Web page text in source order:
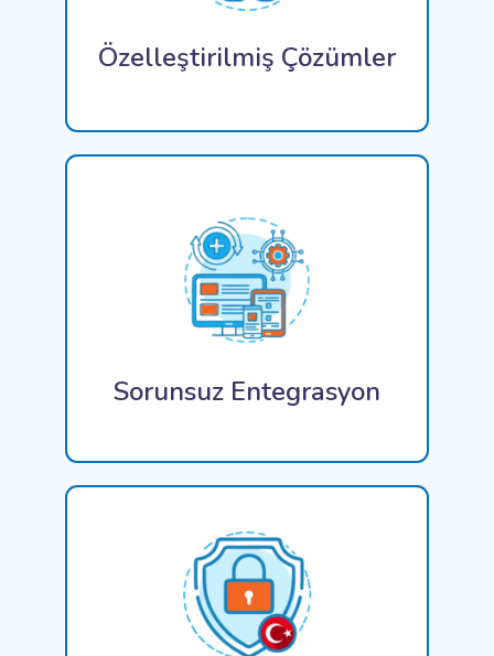
Özelleştirilmiş Çözümler
geliştirme hizmetleri sağlıyor.
Sorunsuz Entegrasyon
Entegratör ve özel kodlama hizmetleri gibi
çözümlerimiz, mevcut sistemlerde sorunsuz bir
entegre ile kesintileri en aza indirecek ve
üretkenliği en üst düzeye çıkaracak şekilde
Gelişmiş şifreleme ve diğer koruyucu önlemlerle
verilerinizin güvenliğini ön planda tutuyoruz ve
bilgilerinizin yetkisiz erişime karşı güvende
olduğundan emin oluyoruz. ConiaSoft'un Cloud
Drive'ı, yerel uyumluluk ve veri egemenliğine
güçlü bir şekilde odaklanarak tasarlanmıştır ve